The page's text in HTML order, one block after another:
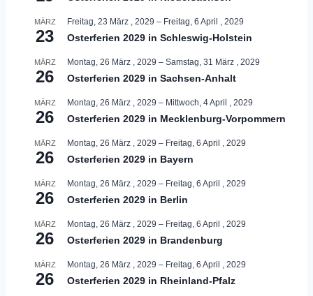
MÄRZ
23
Freitag, 23 März , 2029 – Freitag, 6 April , 2029
Osterferien 2029 in Schleswig-Holstein
MÄRZ
26
Montag, 26 März , 2029 – Samstag, 31 März , 2029
Osterferien 2029 in Sachsen-Anhalt
MÄRZ
26
Montag, 26 März , 2029 – Mittwoch, 4 April , 2029
Osterferien 2029 in Mecklenburg-Vorpommern
MÄRZ
26
Montag, 26 März , 2029 – Freitag, 6 April , 2029
Osterferien 2029 in Bayern
MÄRZ
26
Montag, 26 März , 2029 – Freitag, 6 April , 2029
Osterferien 2029 in Berlin
MÄRZ
26
Montag, 26 März , 2029 – Freitag, 6 April , 2029
Osterferien 2029 in Brandenburg
MÄRZ
26
Montag, 26 März , 2029 – Freitag, 6 April , 2029
Osterferien 2029 in Rheinland-Pfalz